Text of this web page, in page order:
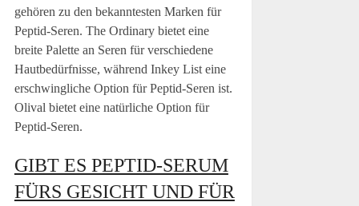
gehören zu den bekanntesten Marken für
Peptid-Seren. The Ordinary bietet eine
breite Palette an Seren für verschiedene
Hautbedürfnisse, während Inkey List eine
erschwingliche Option für Peptid-Seren ist.
Olival bietet eine natürliche Option für
Peptid-Seren.
GIBT ES PEPTID-SERUM
FÜRS GESICHT UND FÜR